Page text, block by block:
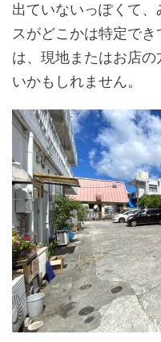
出ていないっぽくて
スがどこかは特定で
は、現地またはお店
いかもしれません。